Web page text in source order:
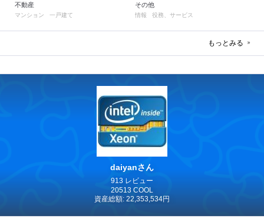
不動産
マンション 一戸建て
その他
情報 役務、サービス
もっとみる
daiyanさん
913 レビュー
20513 COOL
資産総額: 22,353,534円